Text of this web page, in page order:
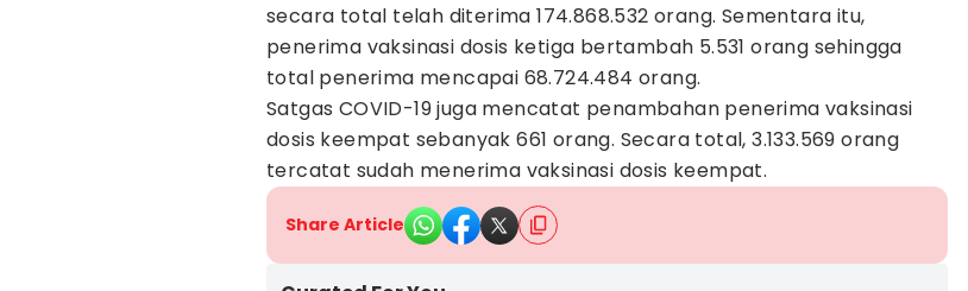
secara total telah diterima 174.868.532 orang. Sementara itu,
penerima vaksinasi dosis ketiga bertambah 5.531 orang sehingga
total penerima mencapai 68.724.484 orang.
Satgas COVID-19 juga mencatat penambahan penerima vaksinasi
dosis keempat sebanyak 661 orang. Secara total, 3.133.569 orang
tercatat sudah menerima vaksinasi dosis keempat.
Share Article